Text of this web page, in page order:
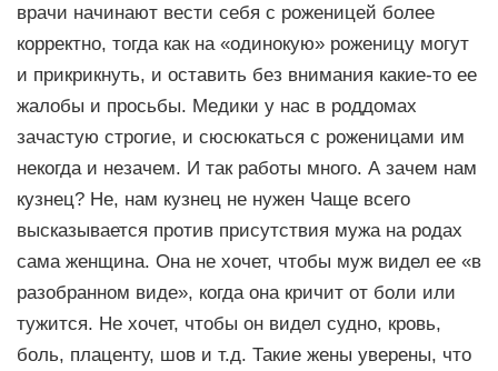
врачи начинают вести себя с роженицей более
корректно, тогда как на «одинокую» роженицу могут
и прикрикнуть, и оставить без внимания какие-то ее
жалобы и просьбы. Медики у нас в роддомах
зачастую строгие, и сюсюкаться с роженицами им
некогда и незачем. И так работы много. А зачем нам
кузнец? Не, нам кузнец не нужен Чаще всего
высказывается против присутствия мужа на родах
сама женщина. Она не хочет, чтобы муж видел ее «в
разобранном виде», когда она кричит от боли или
тужится. Не хочет, чтобы он видел судно, кровь,
боль, плаценту, шов и т.д. Такие жены уверены, что